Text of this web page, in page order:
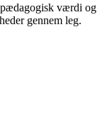
værdi og
gennem leg.